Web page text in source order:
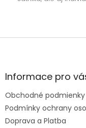
Z
ä
e
Informace pro
Obchodné podmienky
Podmínky ochrany
Doprava a Platba